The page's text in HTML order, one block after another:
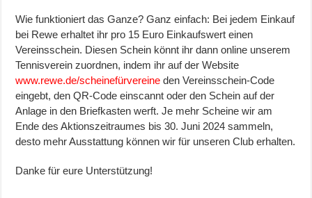
Wie funktioniert das Ganze? Ganz einfach: Bei jedem Einkauf
bei Rewe erhaltet ihr pro 15 Euro Einkaufswert einen
Vereinsschein. Diesen Schein könnt ihr dann online unserem
Tennisverein zuordnen, indem ihr auf der Website
www.rewe.de/scheinefürvereine den Vereinsschein-Code
eingebt, den QR-Code einscannt oder den Schein auf der
Anlage in den Briefkasten werft. Je mehr Scheine wir am
Ende des Aktionszeitraumes bis 30. Juni 2024 sammeln,
desto mehr Ausstattung können wir für unseren Club erhalten.
Danke für eure Unterstützung!